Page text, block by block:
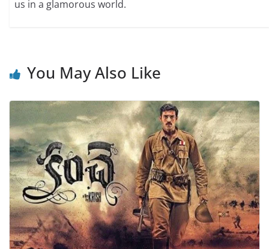
us in a glamorous world.
You May Also Like